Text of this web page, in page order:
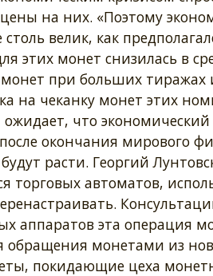
на них. «Поэтому
столь велик, как
этих монет снизилась в
при больших тиражах
на чеканку монет этих
что
окончания мирового
расти. Георгий
торговых автоматов,
аппаратов эта операция
монетами из
покидающие цеха